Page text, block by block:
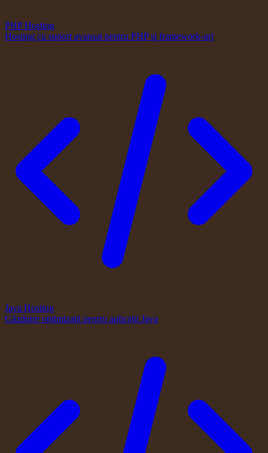
PHP Hosting
Hosting cu suport avansat pentru PHP și framework-uri
Java Hosting
Găzduire optimizată pentru aplicații Java